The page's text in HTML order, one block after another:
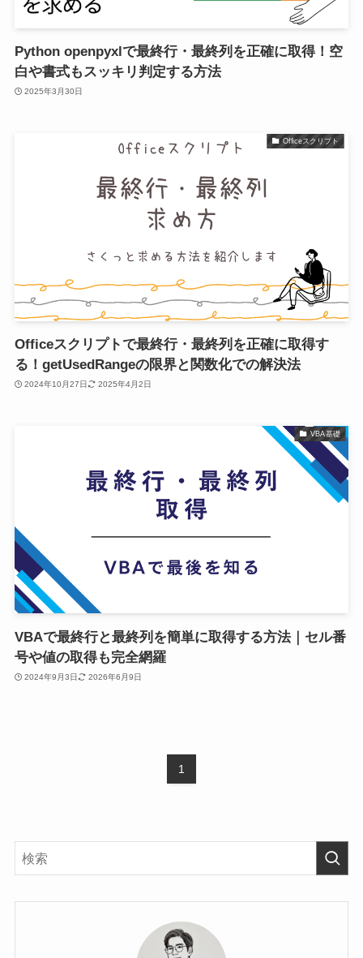
Python openpyxlで最終行・最終列を正確に取得！空
白や書式もスッキリ判定する方法
2025年3月30日
Officeスクリプト
Officeスクリプトで最終行・最終列を正確に取得す
る！getUsedRangeの限界と関数化での解決法
2024年10月27日 2025年4月2日
VBA基礎
VBAで最終行と最終列を簡単に取得する方法｜セル番
号や値の取得も完全網羅
2024年9月3日 2026年6月9日
1